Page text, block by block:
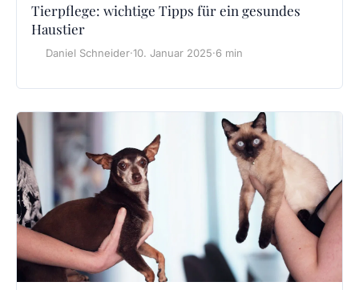
Tierpflege: wichtige Tipps für ein gesundes
Haustier
Daniel Schneider·10. Januar 2025·6 min